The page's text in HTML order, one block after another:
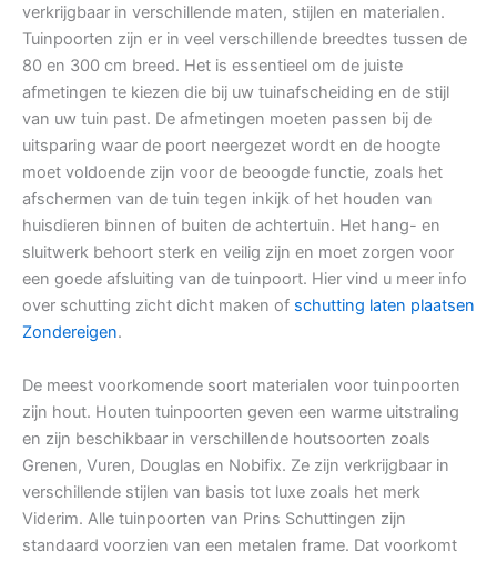
verkrijgbaar in verschillende maten, stijlen en materialen.
Tuinpoorten zijn er in veel verschillende breedtes tussen de
80 en 300 cm breed. Het is essentieel om de juiste
afmetingen te kiezen die bij uw tuinafscheiding en de stijl
van uw tuin past. De afmetingen moeten passen bij de
uitsparing waar de poort neergezet wordt en de hoogte
moet voldoende zijn voor de beoogde functie, zoals het
afschermen van de tuin tegen inkijk of het houden van
huisdieren binnen of buiten de achtertuin. Het hang- en
sluitwerk behoort sterk en veilig zijn en moet zorgen voor
een goede afsluiting van de tuinpoort. Hier vind u meer info
over schutting zicht dicht maken of schutting laten plaatsen
Zondereigen.
De meest voorkomende soort materialen voor tuinpoorten
zijn hout. Houten tuinpoorten geven een warme uitstraling
en zijn beschikbaar in verschillende houtsoorten zoals
Grenen, Vuren, Douglas en Nobifix. Ze zijn verkrijgbaar in
verschillende stijlen van basis tot luxe zoals het merk
Viderim. Alle tuinpoorten van Prins Schuttingen zijn
standaard voorzien van een metalen frame. Dat voorkomt